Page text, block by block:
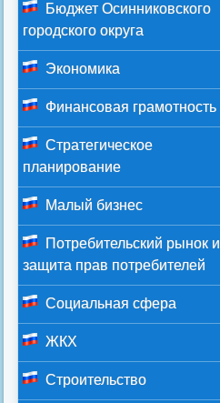
Бюджет Осинниковского
городского округа
Экономика
Финансовая грамотность
Стратегическое
планирование
Малый бизнес
Потребительский рынок и
защита прав потребителей
Социальная сфера
ЖКХ
Строительство